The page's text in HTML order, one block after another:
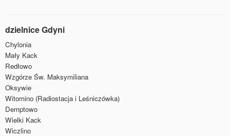
dzielnice Gdyni
Chylonia
Mały Kack
Redłowo
Wzgórze Św. Maksymiliana
Oksywie
Witomino (Radiostacja i Leśniczówka)
Demptowo
Wielki Kack
Wiczlino